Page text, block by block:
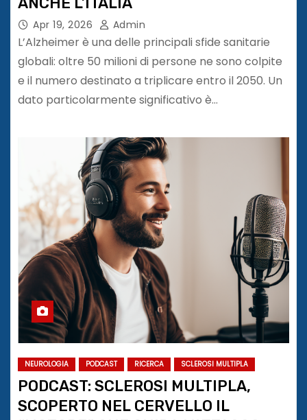
Apr 19, 2026 Admin
L’Alzheimer è una delle principali sfide sanitarie
globali: oltre 50 milioni di persone ne sono colpite
e il numero destinato a triplicare entro il 2050. Un
dato particolarmente significativo è…
NEUROLOGIA PODCAST RICERCA SCLEROSI MULTIPLA
PODCAST: SCLEROSI MULTIPLA,
SCOPERTO NEL CERVELLO IL